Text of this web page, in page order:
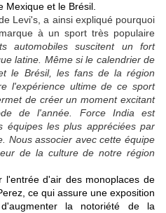
Mexique et le Brésil.
Levi's, a ainsi expliqué pourquoi
à un sport très populaire
automobiles suscitent un fort
latine. Même si le calendrier de
le Brésil, les fans de la région
l'expérience ultime de ce sport
de créer un moment excitant
de l'année. Force India est
équipes les plus appréciées par
Nous associer avec cette équipe
de la culture de notre région
l'entrée d'air des monoplaces de
ce qui assure une exposition
la notoriété de la